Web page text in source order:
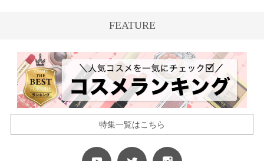
FEATURE
特集一覧はこちら